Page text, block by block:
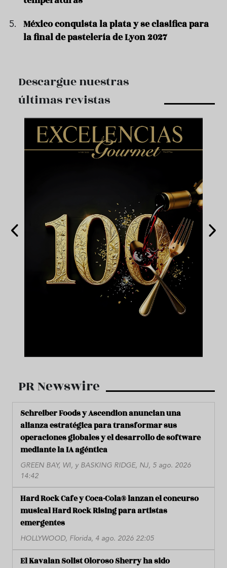
México conquista la plata y se clasifica para
la final de pastelería de Lyon 2027
Descargue nuestras
últimas revistas
PR Newswire
Schreiber Foods y Ascendion anuncian una
alianza estratégica para transformar sus
operaciones globales y el desarrollo de software
mediante la IA agéntica
GREEN BAY, WI, y BASKING RIDGE, NJ, 5 ago. 2026
14:42
Hard Rock Cafe y Coca-Cola® lanzan el concurso
musical Hard Rock Rising para artistas
emergentes
HOLLYWOOD, Florida, 4 ago. 2026 22:05
El Kavalan Solist Oloroso Sherry ha sido